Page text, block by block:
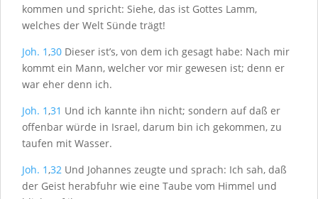
kommen und spricht: Siehe, das ist Gottes Lamm,
welches der Welt Sünde trägt!
Joh. 1,30 Dieser ist’s, von dem ich gesagt habe: Nach mir
kommt ein Mann, welcher vor mir gewesen ist; denn er
war eher denn ich.
Joh. 1,31 Und ich kannte ihn nicht; sondern auf daß er
offenbar würde in Israel, darum bin ich gekommen, zu
taufen mit Wasser.
Joh. 1,32 Und Johannes zeugte und sprach: Ich sah, daß
der Geist herabfuhr wie eine Taube vom Himmel und